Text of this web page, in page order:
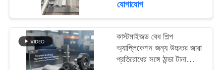
যোগাযোগ
কাস্টমাইজড বেধ শিল্প
অ্যাপ্লিকেশন জন্য উচ্চতর জারা
প্রতিরোধের সঙ্গে ঠান্ডা টানা